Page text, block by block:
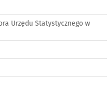
Urzędu Statystycznego w